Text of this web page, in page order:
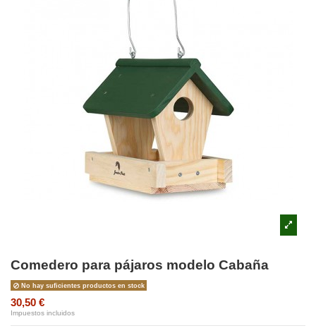
Comedero para pájaros modelo Cabaña
No hay suficientes productos en stock
30,50 €
Impuestos incluidos